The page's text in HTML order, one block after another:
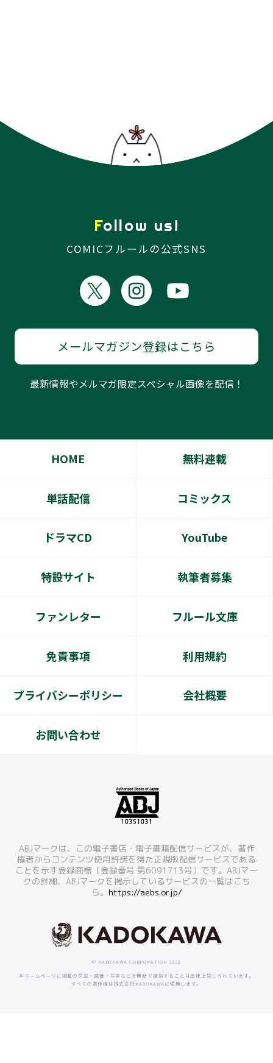
Follow us!
COMICフルールの公式SNS
メールマガジン登録はこちら
最新情報やメルマガ限定スペシャル画像を配信！
HOME 無料連載
単話配信 コミックス
ドラマCD YouTube
特設サイト 執筆者募集
ファンレター フルール文庫
免責事項 利用規約
プライバシーポリシー 会社概要
お問い合わせ
ABJマークは、この電子書店・電子書籍配信サービスが、著作
権者からコンテンツ使用許諾を得た正規版配信サービスである
ことを示す登録商標（登録番号 第6091713号）です。ABJマー
クの詳細、ABJマークを掲示しているサービスの一覧はこち
ら。 https://aebs.or.jp/
© KADOKAWA CORPORATION 2026
本ホームページに掲載の文章・画像・写真などを無断で複製することは法律上禁じられています。
すべての著作権は株式会社KADOKAWAに帰属します。